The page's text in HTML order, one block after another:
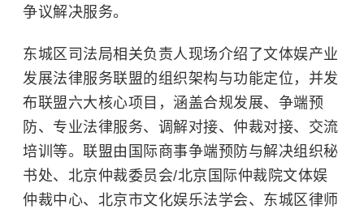
争议解决服务。
东城区司法局相关负责人现场介绍了文体娱产业
发展法律服务联盟的组织架构与功能定位，并发
布联盟六大核心项目，涵盖合规发展、争端预
防、专业法律服务、调解对接、仲裁对接、交流
培训等。联盟由国际商事争端预防与解决组织秘
书处、北京仲裁委员会/北京国际仲裁院文体娱
仲裁中心、北京市文化娱乐法学会、东城区律师